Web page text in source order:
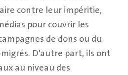
contre leur impéritie,
pour couvrir les
de dons ou du
D’autre part, ils ont
au niveau des